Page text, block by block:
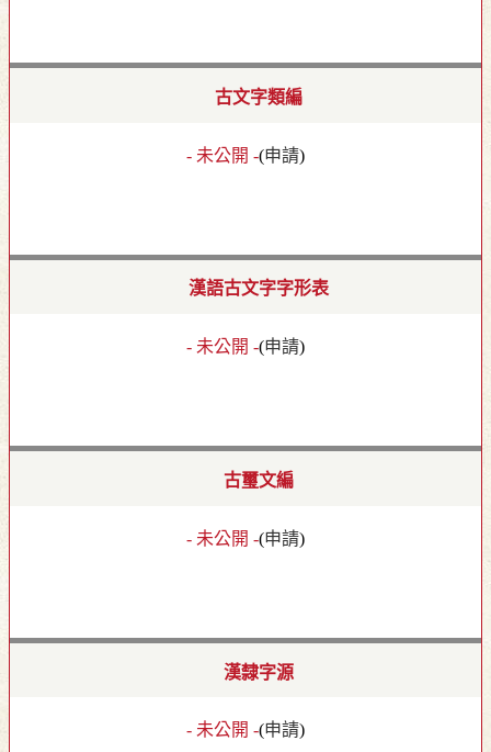
古文字類編
- 未公開 -(申請)
漢語古文字字形表
- 未公開 -(申請)
古璽文編
- 未公開 -(申請)
漢隸字源
- 未公開 -(申請)